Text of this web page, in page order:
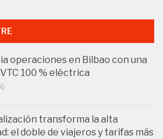
operaciones en Bilbao con una
100 % eléctrica
transforma la alta
el doble de viajeros y tarifas más